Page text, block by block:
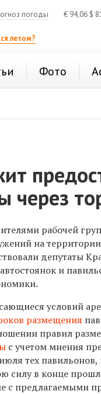
погоды € 94,06 $
летом?
Фото
через
рабочей
на
депутаты
и
условий
размещения
правил
с учетом мнения
тех павильонов,
силу в конце
с предлагаемыми